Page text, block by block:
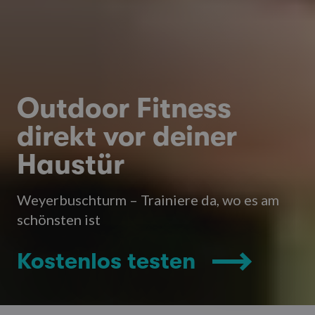
Outdoor Fitness
direkt vor deiner
Haustür
Weyerbuschturm – Trainiere da, wo es am
schönsten ist
Kostenlos testen